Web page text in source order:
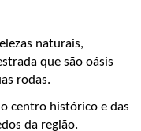
naturais,
que são oásis
rodas.
centro histórico e das
da região.